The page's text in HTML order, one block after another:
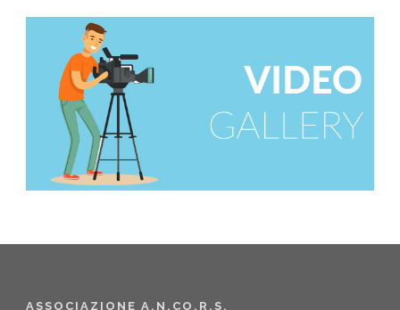
ASSOCIAZIONE A.N.CO.R.S.